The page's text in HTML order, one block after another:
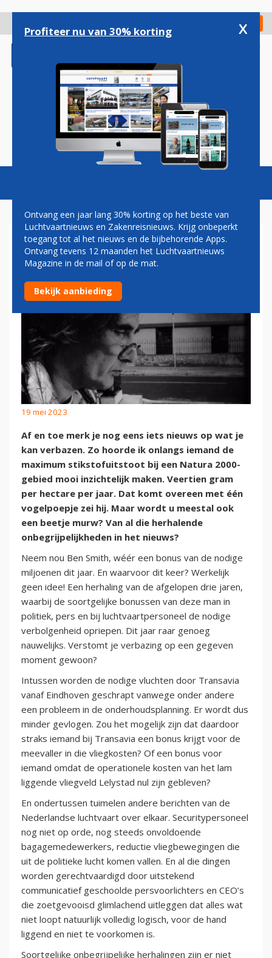
gaan
Check in
Magazine Podcasts Vacatures
PAUL MELKERT: VOGELPOEP
19 mei 2023
Af en toe merk je nog eens iets nieuws op wat je
kan verbazen. Zo hoorde ik onlangs iemand de
maximum stikstofuitstoot bij een Natura 2000-
gebied mooi inzichtelijk maken. Veertien gram
per hectare per jaar. Dat komt overeen met één
vogelpoepje zei hij. Maar wordt u meestal ook
een beetje murw? Van al die herhalende
onbegrijpelijkheden in het nieuws?
Neem nou Ben Smith, wéér een bonus van de nodige
miljoenen dit jaar. En waarvoor dit keer? Werkelijk
geen idee! Een herhaling van de afgelopen drie jaren,
waarbij de soortgelijke bonussen van deze man in
politiek, pers en bij luchtvaartpersoneel de nodige
verbolgenheid opriepen. Dit jaar raar genoeg
nauwelijks. Verstomt je verbazing op een gegeven
moment gewoon?
Intussen worden de nodige vluchten door Transavia
vanaf Eindhoven geschrapt vanwege onder andere
een probleem in de onderhoudsplanning. Er wordt dus
minder gevlogen. Zou het mogelijk zijn dat daardoor
straks iemand bij Transavia een bonus krijgt voor de
meevaller in die vliegkosten? Of een bonus voor
iemand omdat de operationele kosten van het lam
liggende vliegveld Lelystad nul zijn gebleven?
En ondertussen tuimelen andere berichten van de
Nederlandse luchtvaart over elkaar. Securitypersoneel
nog niet op orde, nog steeds onvoldoende
bagagemedewerkers, reductie vliegbewegingen die
uit de politieke lucht komen vallen. En al die dingen
worden gerechtvaardigd door uitstekend
communicatief geschoolde persvoorlichters en CEO’s
die zoetgevooisd glimlachend uitleggen dat alles wat
niet loopt natuurlijk volledig logisch, voor de hand
liggend en niet te voorkomen is.
Soortgelijke onbegrijpelijke herhalingen zijn er niet
Profiteer nu van 30% korting x
Ontvang een jaar lang 30% korting op het beste van
Luchtvaartnieuws en Zakenreisnieuws. Krijg onbeperkt
toegang tot al het nieuws en de bijbehorende Apps.
Ontvang tevens 12 maanden het Luchtvaartnieuws
Magazine in de mail of op de mat.
Bekijk aanbieding